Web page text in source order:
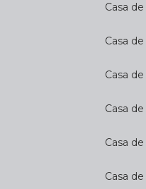
Casa
Casa
Casa
Casa
Casa
Casa